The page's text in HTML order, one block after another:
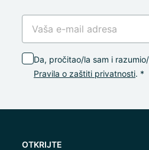
Da, pročitao/la sam i
Pravila o zaštiti privatnosti. *
OTKRIJTE